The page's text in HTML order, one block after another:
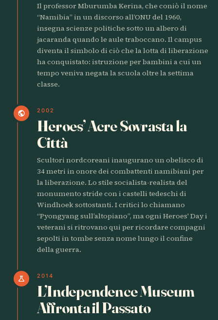
Il professor Mburumba Kerina, che coniò il nome
“Namibia” in un discorso all’ONU del 1960,
insegna scienze politiche sotto un albero di
jacaranda quando le aule traboccano. Il campus
diventa il simbolo di ciò che la lotta di liberazione
ha conquistato: istruzione per bambini a cui un
tempo veniva negata la scuola oltre la settima
classe.
public 2002
Heroes’ Acre Sovrasta la
Città
Scultori nordcoreani inaugurano un obelisco di
34 metri in onore dei combattenti namibiani per
la liberazione. Lo stile socialista-realista del
monumento stride con i castelli tedeschi di
Windhoek sottostanti. I critici lo chiamano
“Pyongyang sull’altopiano”, ma ogni Heroes' Day i
veterani si ritrovano qui per ricordare compagni
sepolti in tombe senza nome lungo il confine
della guerra.
science 2014
L’Independence Museum
Affronta il Passato